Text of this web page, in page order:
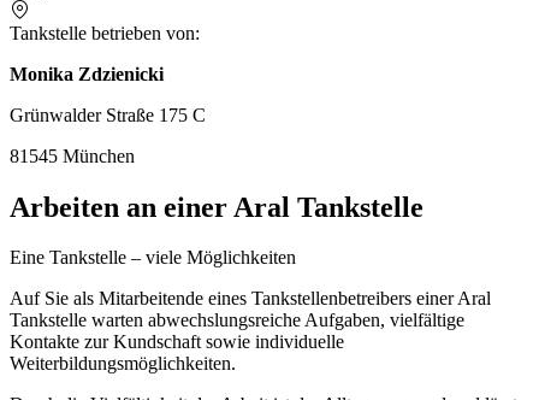
Tankstelle betrieben von:
Monika Zdzienicki
Grünwalder Straße 175 C
81545 München
Arbeiten an einer Aral Tankstelle
Eine Tankstelle – viele Möglichkeiten
Auf Sie als Mitarbeitende eines Tankstellenbetreibers einer Aral
Tankstelle warten abwechslungsreiche Aufgaben, vielfältige
Kontakte zur Kundschaft sowie individuelle
Weiterbildungsmöglichkeiten.